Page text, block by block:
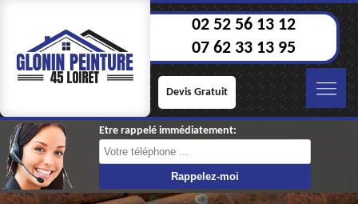
02 52 56 13 12
07 62 33 13 95
Devis Gratuit
Etre rappelé immédiatement: